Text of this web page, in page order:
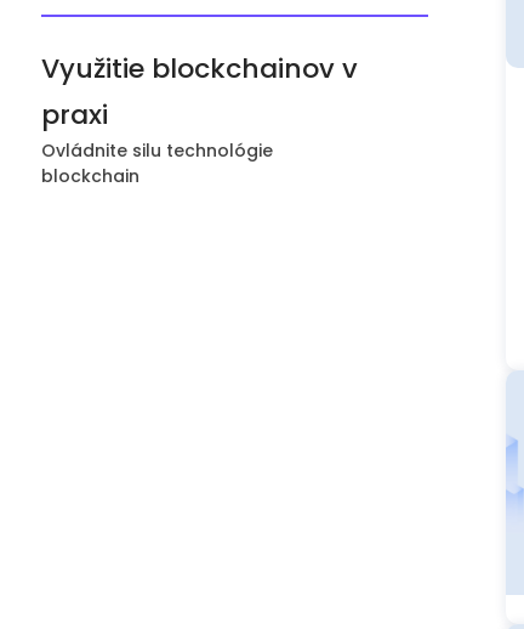
Využitie blockchainov v
praxi
Ovládnite silu technológie
blockchain